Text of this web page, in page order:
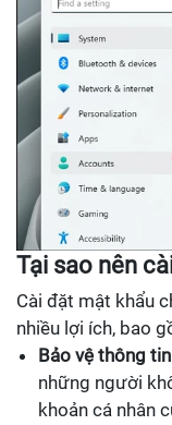
Tại sao nên
Cài đặt mật khẩu
nhiều lợi ích, bao
Bảo vệ thông
những người
khoản cá nhân